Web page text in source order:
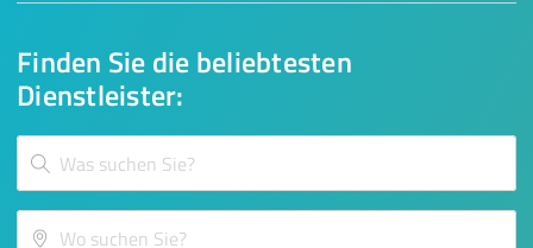
Finden Sie die beliebtesten
Dienstleister: